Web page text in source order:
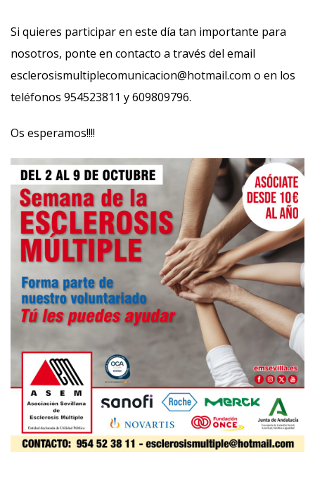
Si quieres participar en este día tan importante para
nosotros, ponte en contacto a través del email
esclerosismultiplecomunicacion@hotmail.com o en los
teléfonos 954523811 y 609809796.
Os esperamos!!!!